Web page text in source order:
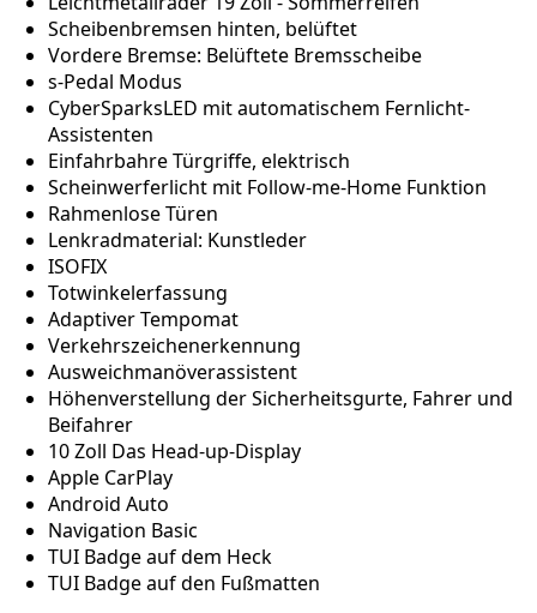
Scheibenbremsen hinten, belüftet
Vordere Bremse: Belüftete Bremsscheibe
s-Pedal Modus
CyberSparksLED mit automatischem Fernlicht-
Assistenten
Einfahrbahre Türgriffe, elektrisch
Scheinwerferlicht mit Follow-me-Home Funktion
Rahmenlose Türen
Lenkradmaterial: Kunstleder
ISOFIX
Totwinkelerfassung
Adaptiver Tempomat
Verkehrszeichenerkennung
Ausweichmanöverassistent
Höhenverstellung der Sicherheitsgurte, Fahrer und
Beifahrer
10 Zoll Das Head-up-Display
Apple CarPlay
Android Auto
Navigation Basic
TUI Badge auf dem Heck
TUI Badge auf den Fußmatten